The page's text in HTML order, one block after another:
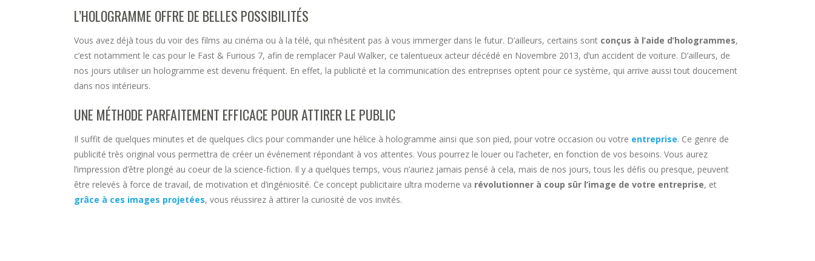
L’HOLOGRAMME OFFRE DE BELLES POSSIBILITÉS
Vous avez déjà tous du voir des films au cinéma ou à la télé, qui n’hésitent pas à vous immerger dans le futur. D’ailleurs, certains sont conçus à l’aide d’hologrammes,
c’est notamment le cas pour le Fast & Furious 7, afin de remplacer Paul Walker, ce talentueux acteur décédé en Novembre 2013, d’un accident de voiture. D’ailleurs, de
nos jours utiliser un hologramme est devenu fréquent. En effet, la publicité et la communication des entreprises optent pour ce système, qui arrive aussi tout doucement
dans nos intérieurs.
UNE MÉTHODE PARFAITEMENT EFFICACE POUR ATTIRER LE PUBLIC
Il suffit de quelques minutes et de quelques clics pour commander une hélice à hologramme ainsi que son pied, pour votre occasion ou votre entreprise. Ce genre de
publicité très original vous permettra de créer un événement répondant à vos attentes. Vous pourrez le louer ou l’acheter, en fonction de vos besoins. Vous aurez
l’impression d’être plongé au coeur de la science-fiction. Il y a quelques temps, vous n’auriez jamais pensé à cela, mais de nos jours, tous les défis ou presque, peuvent
être relevés à force de travail, de motivation et d’ingéniosité. Ce concept publicitaire ultra moderne va révolutionner à coup sûr l’image de votre entreprise, et
grâce à ces images projetées, vous réussirez à attirer la curiosité de vos invités.